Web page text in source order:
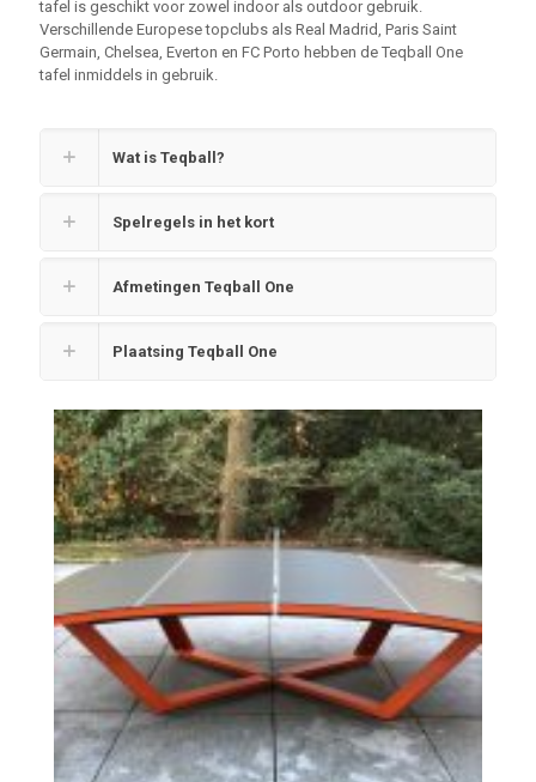
tafel is geschikt voor zowel indoor als outdoor gebruik.
Verschillende Europese topclubs als Real Madrid, Paris Saint
Germain, Chelsea, Everton en FC Porto hebben de Teqball One
tafel inmiddels in gebruik.
Wat is Teqball?
Spelregels in het kort
Afmetingen Teqball One
Plaatsing Teqball One